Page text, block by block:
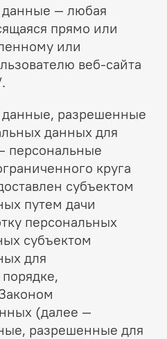
— любая
прямо или
или
веб-сайта
разрешенные
данных для
персональные
круга
субъектом
путем дачи
персональных
субъектом
для
(далее —
разрешенные для